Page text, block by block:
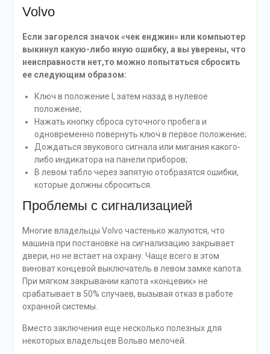
Volvo
Если загорелся значок «чек енджин» или компьютер
выкинул какую-либо иную ошибку, а вы уверены, что
неисправности нет,то можно попытаться сбросить
ее следующим образом:
Ключ в положение I, затем назад в нулевое
положение;
Нажать кнопку сброса суточного пробега и
одновременно повернуть ключ в первое положение;
Дождаться звукового сигнала или мигания какого-
либо индикатора на панели приборов;
В левом табло через запятую отобразятся ошибки,
которые должны сброситься.
Проблемы с сигнализацией
Многие владельцы Volvo частенько жалуются, что
машина при постановке на сигнализацию закрывает
двери, но не встает на охрану. Чаще всего в этом
виноват концевой выключатель в левом замке капота.
При мягком закрывании капота «концевик» не
срабатывает в 50% случаев, вызывая отказ в работе
охранной системы.
Вместо заключения еще несколько полезных для
некоторых владельцев Вольво мелочей.